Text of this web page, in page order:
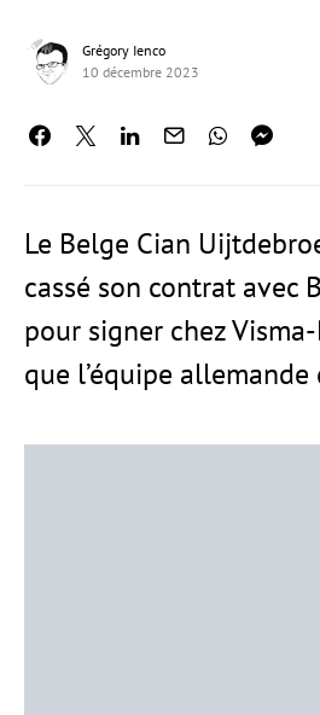
Grégory Ienco
10 décembre 2023
Le Belge Cian
cassé son contrat avec
pour signer chez
que l’équipe allemande